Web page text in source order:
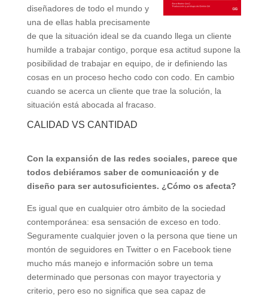
diseñadores de todo el mundo y
una de ellas habla precisamente
de que la situación ideal se da cuando llega un cliente
humilde a trabajar contigo, porque esa actitud supone la
posibilidad de trabajar en equipo, de ir definiendo las
cosas en un proceso hecho codo con codo. En cambio
cuando se acerca un cliente que trae la solución, la
situación está abocada al fracaso.
CALIDAD VS CANTIDAD
Con la expansión de las redes sociales, parece que
todos debiéramos saber de comunicación y de
diseño para ser autosuficientes. ¿Cómo os afecta?
Es igual que en cualquier otro ámbito de la sociedad
contemporánea: esa sensación de exceso en todo.
Seguramente cualquier joven o la persona que tiene un
montón de seguidores en Twitter o en Facebook tiene
mucho más manejo e información sobre un tema
determinado que personas con mayor trayectoria y
criterio, pero eso no significa que sea capaz de